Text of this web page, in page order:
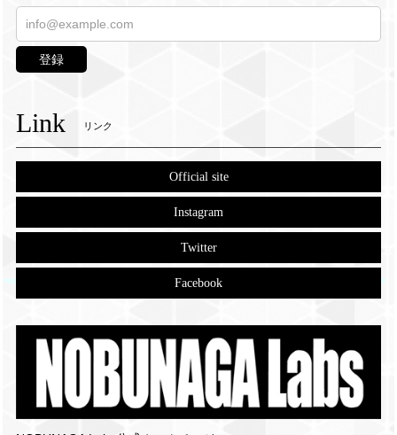
登録
Link リンク
Official site
Instagram
Twitter
Facebook